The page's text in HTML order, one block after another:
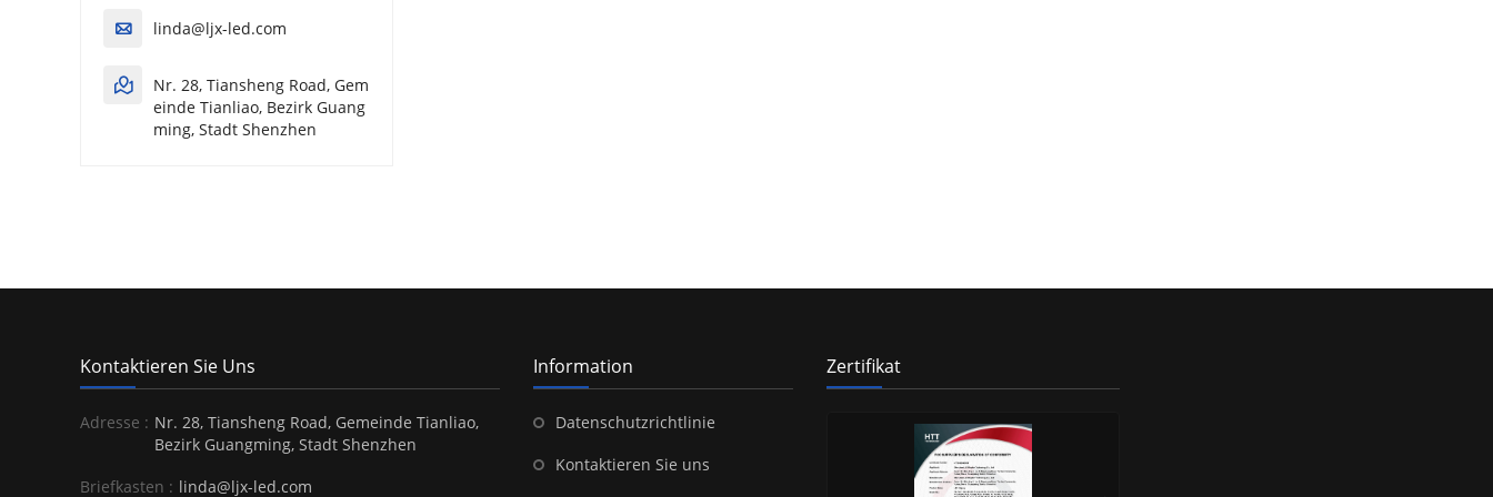
 linda@ljx-led.com
Nr. 28, Tiansheng Road, Gem
einde Tianliao, Bezirk Guang
ming, Stadt Shenzhen
Kontaktieren Sie Uns
Adresse : Nr. 28, Tiansheng Road, Gemeinde Tianliao,
Bezirk Guangming, Stadt Shenzhen
Briefkasten : linda@ljx-led.com
Information
Datenschutzrichtlinie
Kontaktieren Sie uns
Zertifikat